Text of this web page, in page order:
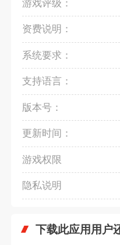
游戏评级：
资费说明：
系统要求：
支持语言：
版本号：
更新时间：
游戏权限
隐私说明
下载此应用用户